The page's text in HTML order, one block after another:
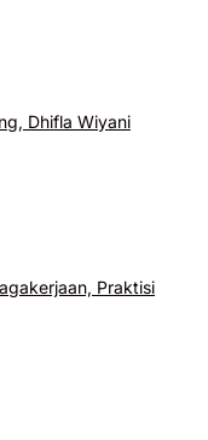
Dhifla Wiyani
Praktisi